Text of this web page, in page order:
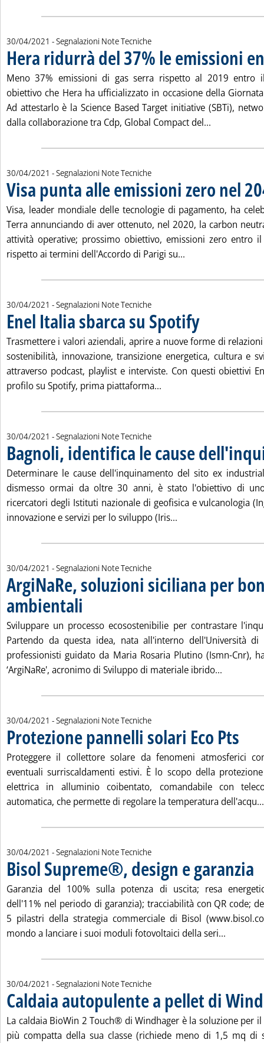
30/04/2021 - Segnalazioni Note Tecniche
Hera ridurrà del 37% le emissioni
. Pubblicata venerdì 30 aprile 2021 alle 10.23.
Meno 37% emissioni di gas serra rispetto al 2019 entro
obiettivo che Hera ha ufficializzato in occasione della
Ad attestarlo è la Science Based Target initiative (SBTi),
dalla collaborazione tra Cdp, Global Compact del...
30/04/2021 - Segnalazioni Note Tecniche
Visa punta alle emissioni zero nel
. Pubblicata venerdì 30 aprile 2021 alle 10.23.
Visa, leader mondiale delle tecnologie di pagamento, ha
Terra annunciando di aver ottenuto, nel 2020, la carbon
attività operative; prossimo obiettivo, emissioni zero entro
rispetto ai termini dell'Accordo di Parigi su...
30/04/2021 - Segnalazioni Note Tecniche
Enel Italia sbarca su Spotify
. Pubblicata venerdì 30 aprile 2021 alle 10.22.
Trasmettere i valori aziendali, aprire a nuove forme di
sostenibilità, innovazione, transizione energetica, cultura e
attraverso podcast, playlist e interviste. Con questi obiettivi
profilo su Spotify, prima piattaforma...
30/04/2021 - Segnalazioni Note Tecniche
Bagnoli, identifica le cause
. Pubblicata venerdì 30 aprile 2021 alle 10.22.
Determinare le cause dell'inquinamento del sito ex
dismesso ormai da oltre 30 anni, è stato l'obiettivo di
ricercatori degli Istituti nazionale di geofisica e vulcanologia
innovazione e servizi per lo sviluppo (Iris...
30/04/2021 - Segnalazioni Note Tecniche
ArgiNaRe, soluzioni siciliana per
ambientali
. Pubblicata venerdì 30 aprile 2021 alle 10.21.
Sviluppare un processo ecosostenibilie per contrastare
Partendo da questa idea, nata all'interno dell'Università
professionisti guidato da Maria Rosaria Plutino (Ismn-Cnr),
‘ArgiNaRe', acronimo di Sviluppo di materiale ibrido...
30/04/2021 - Segnalazioni Note Tecniche
Protezione pannelli solari Eco Pts
. Pubblicata venerdì 30 aprile 2021 alle 10.20.
Proteggere il collettore solare da fenomeni atmosferici
eventuali surriscaldamenti estivi. È lo scopo della
elettrica in alluminio coibentato, comandabile con
automatica, che permette di regolare la temperatura dell'acqu...
30/04/2021 - Segnalazioni Note Tecniche
Bisol Supreme®, design e garanzia
. Pubblicata venerdì 30 aprile 2021 alle 10.20.
Garanzia del 100% sulla potenza di uscita; resa
dell'11% nel periodo di garanzia); tracciabilità con QR code;
5 pilastri della strategia commerciale di Bisol
mondo a lanciare i suoi moduli fotovoltaici della seri...
30/04/2021 - Segnalazioni Note Tecniche
Caldaia autopulente a pellet di
. Pubblicata venerdì 30 aprile 2021 alle 10.20.
La caldaia BioWin 2 Touch® di Windhager è la soluzione per
più compatta della sua classe (richiede meno di 1,5 mq di